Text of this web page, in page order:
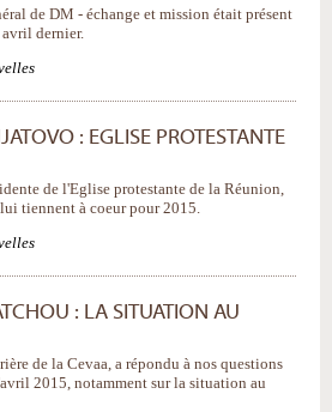
de DM - échange et mission était présent
avril dernier.
: EGLISE PROTESTANTE
de l'Eglise protestante de la Réunion,
tiennent à coeur pour 2015.
: LA SITUATION AU
de la Cevaa, a répondu à nos questions
2015, notamment sur la situation au